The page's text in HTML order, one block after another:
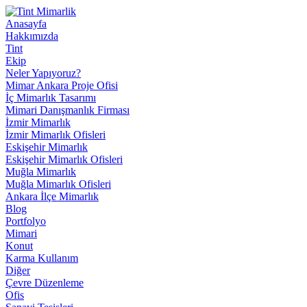
Anasayfa
Hakkımızda
Tint
Ekip
Neler Yapıyoruz?
Mimar Ankara Proje Ofisi
İç Mimarlık Tasarımı
Mimari Danışmanlık Firması
İzmir Mimarlık
İzmir Mimarlık Ofisleri
Eskişehir Mimarlık
Eskişehir Mimarlık Ofisleri
Muğla Mimarlık
Muğla Mimarlık Ofisleri
Ankara İlçe Mimarlık
Blog
Portfolyo
Mimari
Konut
Karma Kullanım
Diğer
Çevre Düzenleme
Ofis